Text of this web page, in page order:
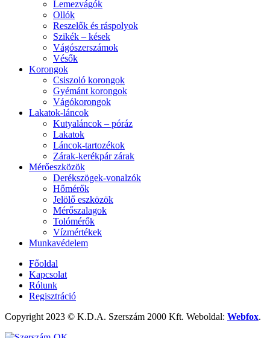
Lemezvágók
Ollók
Reszelők és ráspolyok
Szikék – kések
Vágószerszámok
Vésők
Korongok
Csiszoló korongok
Gyémánt korongok
Vágókorongok
Lakatok-láncok
Kutyaláncok – póráz
Lakatok
Láncok-tartozékok
Zárak-kerékpár zárak
Mérőeszközök
Derékszögek-vonalzók
Hőmérők
Jelölő eszközök
Mérőszalagok
Tolómérők
Vízmértékek
Munkavédelem
Főoldal
Kapcsolat
Rólunk
Regisztráció
Copyright 2023 © K.D.A. Szerszám 2000 Kft. Weboldal: Webfox.